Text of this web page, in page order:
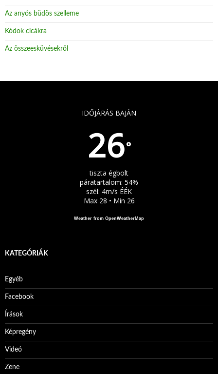
Az anyós büdös szelleme
Kódok cicákra
Az összeesküvésekről
IDŐJÁRÁS BAJÁN
26°
tiszta égbolt
páratartalom: 54%
szél: 4m/s ÉÉK
Max 28 • Min 26
Weather from OpenWeatherMap
KATEGÓRIÁK
Egyéb
Facebook
Írások
Képregény
Videó
Zene